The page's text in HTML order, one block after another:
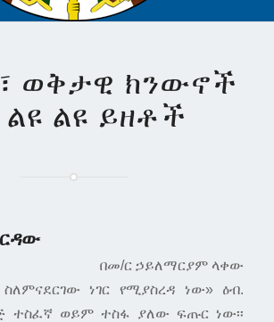
ወቅታዊ ክንውኖች
ልዩ ልዩ ይዘቶች
በመ/ር ኃይለማርያም ላቀው
ነገር የሚያስረዳ ነው» ዕብ.
ተስፈኛ ወይም ተስፋ ያለው ፍጡር ነው፡፡